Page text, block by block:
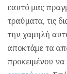
εαυτό μας
τραύματα, τις
την χαμηλή
αποκτάμε τα
προκειμένου